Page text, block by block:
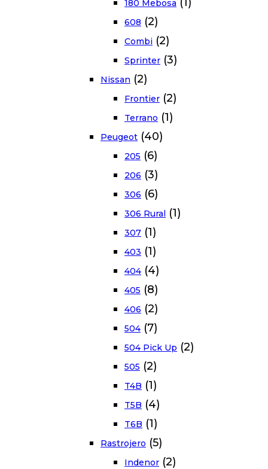
180 Mebosa
608 (2)
Combi (2)
Sprinter (3)
Nissan (2)
Frontier (2)
Terrano (1)
Peugeot (40)
205 (6)
206 (3)
306 (6)
306 Rural (1)
307 (1)
403 (1)
404 (4)
405 (8)
406 (2)
504 (7)
504 Pick Up (2)
505 (2)
T4B (1)
T5B (4)
T6B (1)
Rastrojero (5)
Indenor (2)